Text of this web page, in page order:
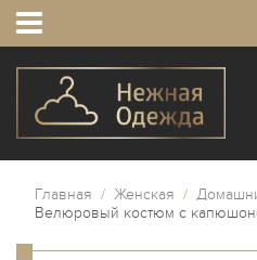
Главная / Женская /
Велюровый костюм с